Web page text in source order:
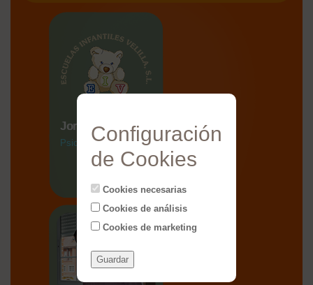
Configuración
de Cookies
Cookies necesarias
Cookies de análisis
Cookies de marketing
Guardar
Jorge Bueno
Psicólogo